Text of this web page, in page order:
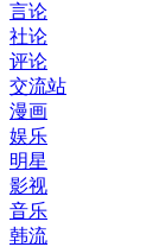
言论
社论
评论
交流站
漫画
娱乐
明星
影视
音乐
韩流